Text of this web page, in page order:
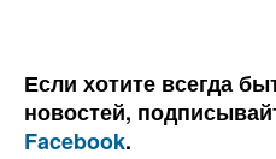
Если хотите всегда
новостей,
Facebook.